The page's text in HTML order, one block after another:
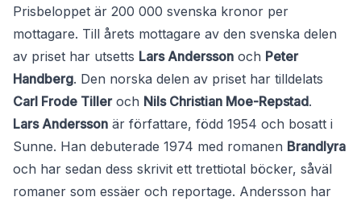
Prisbeloppet är 200 000 svenska kronor per
mottagare. Till årets mottagare av den svenska delen
av priset har utsetts Lars Andersson och Peter
Handberg. Den norska delen av priset har tilldelats
Carl Frode Tilleroch Nils Christian Moe-Repstad.
Lars Andersson är författare, född 1954 och bosatt i
Sunne. Han debuterade 1974 med romanen Brandlyra
och har sedan dess skrivit ett trettiotal böcker, såväl
romaner som essäer och reportage. Andersson har